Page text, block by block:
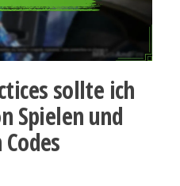
sollte ich
Spielen und